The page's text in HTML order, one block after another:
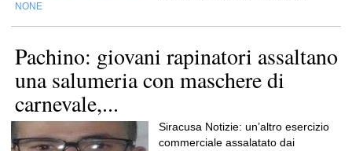
NONE
Pachino: giovani rapinatori assaltano
una salumeria con maschere di
carnevale,...
Siracusa Notizie: un’altro esercizio
commerciale assalatato dai